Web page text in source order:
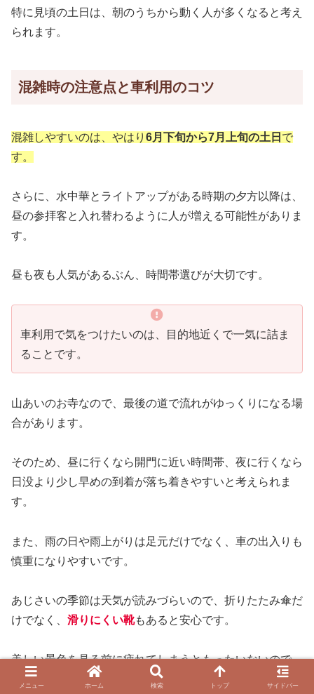
特に見頃の土日は、朝のうちから動く人が多くなると考え
られます。
混雑時の注意点と車利用のコツ
混雑しやすいのは、やはり 6月下旬から7月上旬の土日 で
す。
さらに、水中華とライトアップがある時期の夕方以降は、
昼の参拝客と入れ替わるように人が増える可能性がありま
す。
昼も夜も人気があるぶん、時間帯選びが大切です。
車利用で気をつけたいのは、目的地近くで一気に詰ま
ることです。
山あいのお寺なので、最後の道で流れがゆっくりになる場
合があります。
そのため、昼に行くなら開門に近い時間帯、夜に行くなら
日没より少し早めの到着が落ち着きやすいと考えられま
す。
また、雨の日や雨上がりは足元だけでなく、車の出入りも
慎重になりやすいです。
あじさいの季節は天気が読みづらいので、折りたたみ傘だ
けでなく、 滑りにくい靴もあると安心です。
美しい景色を見る前に疲れてしまうともったいないので、
移動の段階から少し余裕を持っておくと気持ちが楽になり
メニュー ホーム 検索 トップ サイドバー